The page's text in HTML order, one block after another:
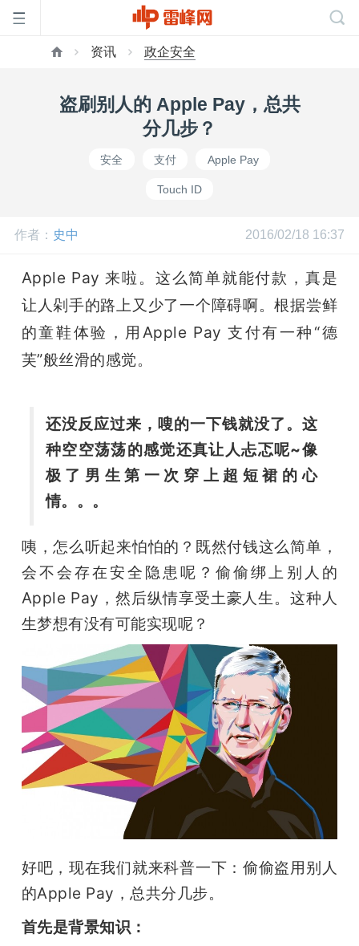
公
开
活
动
中
心
专
题
机
资讯 政企安全
盗刷别人的 Apple Pay，总共
分几步？
安全 支付 Apple Pay
Touch ID
作者： 史中 2016/02/18 16:37
Apple Pay 来啦。这么简单就能付款，真是
让人剁手的路上又少了一个障碍啊。根据尝鲜
的童鞋体验，用Apple Pay 支付有一种“德
芙”般丝滑的感觉。
还没反应过来，嗖的一下钱就没了。这
种空空荡荡的感觉还真让人忐忑呢~像
极了男生第一次穿上超短裙的心
情。。。
咦，怎么听起来怕怕的？既然付钱这么简单，
会不会存在安全隐患呢？偷偷绑上别人的
Apple Pay，然后纵情享受土豪人生。这种人
生梦想有没有可能实现呢？
好吧，现在我们就来科普一下：偷偷盗用别人
的Apple Pay，总共分几步。
首先是背景知识：